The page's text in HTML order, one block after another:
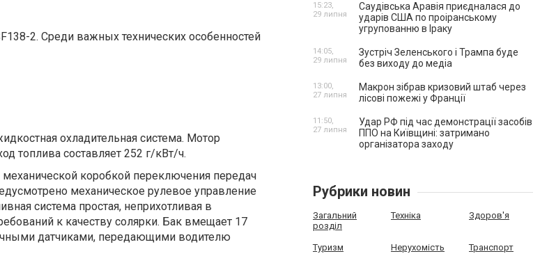
2. Среди важных технических особенностей
охладительная система. Мотор
топлива составляет 252 г/кВт/ч.
коробкой переключения передач
механическое рулевое управление
система простая, неприхотливая в
к качеству солярки. Бак вмещает 17
датчиками, передающими водителю
Саудівська Аравія приєдналася до
ударів США по проіранському
угрупованню в Іраку
15:23,
29 липня
Зустріч Зеленського і Трампа буде
без виходу до медіа
14:05,
29 липня
Макрон зібрав кризовий штаб через
лісові пожежі у Франції
13:00,
27 липня
Удар РФ під час демонстрації засобів
ППО на Київщині: затримано
організатора заходу
11:50,
27 липня
Рубрики новин
Загальний
розділ
Техніка Здоров'я
Туризм Нерухомість Транспорт